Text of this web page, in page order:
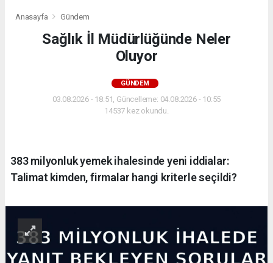
Anasayfa Gündem
Sağlık İl Müdürlüğünde Neler
Oluyor
GÜNDEM
03.08.2026 - 18:51, Güncelleme: 04.08.2026 - 10:55
14537 kez okundu.
383 milyonluk yemek ihalesinde yeni iddialar:
Talimat kimden, firmalar hangi kriterle seçildi?